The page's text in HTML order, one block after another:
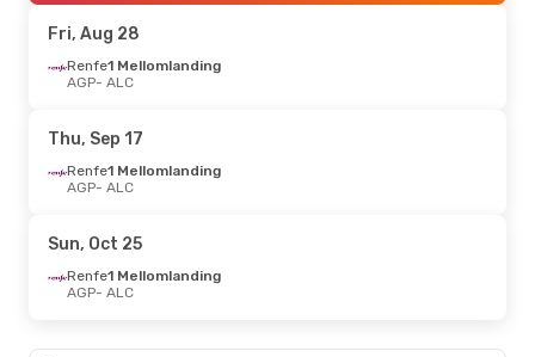
ALC- AGP
Fri, Sep 11- Thu, Sep 17
Renfe1 Mellomlanding
ALC- AGP
Air Europa1 Mellomlanding
AGP- ALC
Air Europa1 Mellomlanding
ALC- AGP
Fri, Aug 28
Renfe1 Mellomlanding
AGP- ALC
Thu, Sep 17
Renfe1 Mellomlanding
AGP- ALC
Sun, Oct 25
Renfe1 Mellomlanding
AGP- ALC